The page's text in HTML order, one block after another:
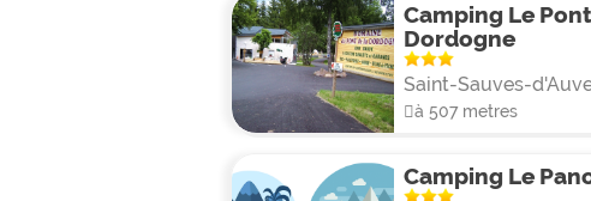
Camping Le
Dordogne
Saint-Sauves-
à 507 metres
Camping Le